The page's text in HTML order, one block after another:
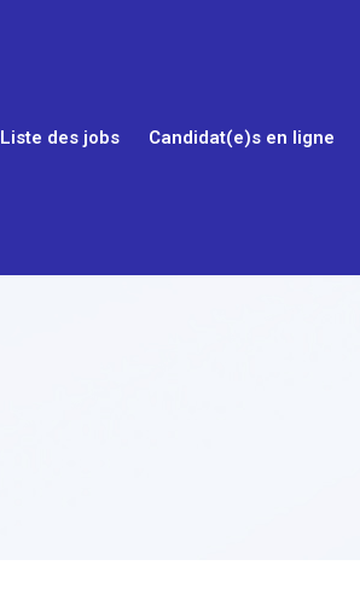
Liste des jobs Candidat(e)s en ligne